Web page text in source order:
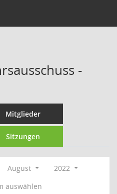
-
Mitglieder
Sitzungen
August
2022
auswählen